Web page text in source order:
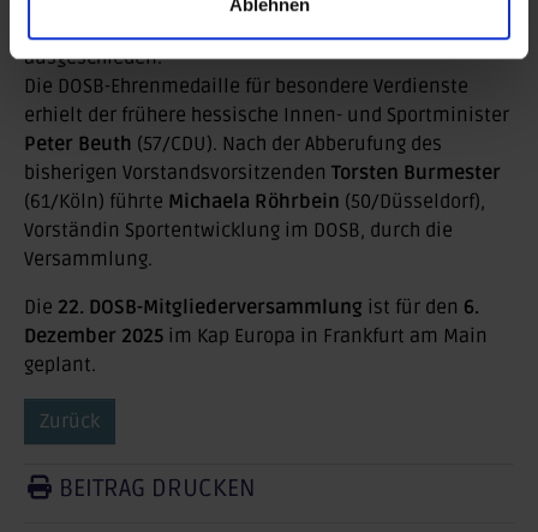
ausgeschieden.
Die DOSB-Ehrenmedaille für besondere Verdienste
erhielt der frühere hessische Innen- und Sportminister
Peter Beuth (57/CDU). Nach der Abberufung des
bisherigen Vorstandsvorsitzenden Torsten Burmester
(61/Köln) führte Michaela Röhrbein (50/Düsseldorf),
Vorständin Sportentwicklung im DOSB, durch die
Versammlung.
Die 22. DOSB-Mitgliederversammlung ist für den 6.
Dezember 2025 im Kap Europa in Frankfurt am Main
geplant.
Zurück
BEITRAG DRUCKEN